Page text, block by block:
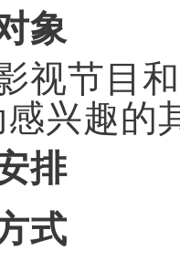
象
视节目
兴趣的
排
式